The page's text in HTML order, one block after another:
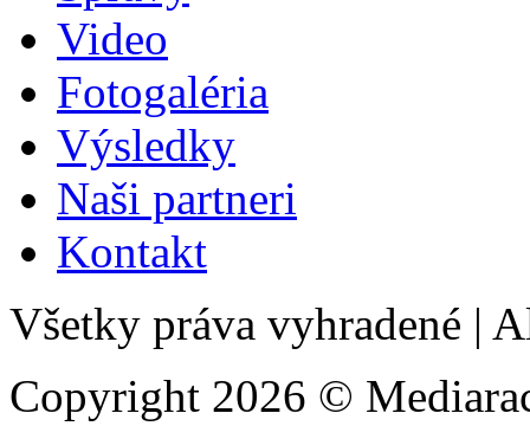
Video
Fotogaléria
Výsledky
Naši partneri
Kontakt
Všetky práva vyhradené |
Copyright 2026 ©